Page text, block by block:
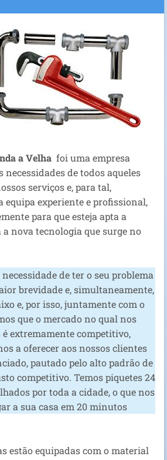
a Velha foi uma empresa
necessidades de todos aqueles
serviços e, para tal,
equipa experiente e profissional,
para que esteja apta a
nova tecnologia que surge no
de ter o seu problema
brevidade e, simultaneamente,
e, por isso, juntamente com o
que o mercado no qual nos
extremamente competitivo,
a oferecer aos nossos clientes
pautado pelo alto padrão de
competitivo. Temos piquetes 24
por toda a cidade, o que nos
a sua casa em 20 minutos
estão equipadas com o material